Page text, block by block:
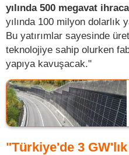
yılında 500 megavat
yılında 100 milyon dolarlık
Bu yatırımlar sayesinde
teknolojiye sahip olurken
yapıya kavuşacak."
"Türkiye'de 3